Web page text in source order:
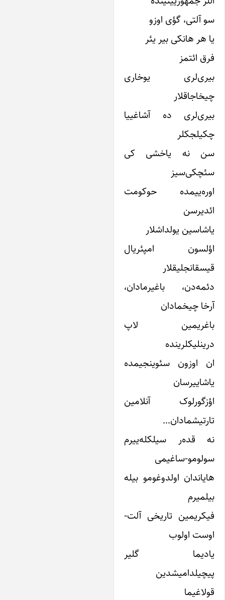
آلتی، گؤی اوزو
هر هانکی بیر یئر
ائتمز
یوخاری
ده آشاغییا
نه یاخشی کی
حوکومت
یولداشلار
امپئریال
باغیرمادان،
چیخمادان
لاپ
اوزون سئوینجیمده
آنلامین
قده‌ر سیلکله‌ییرم
ساغیمی
اولدوغومو بیله
تاریخی آلت-
اولوب
گلیر